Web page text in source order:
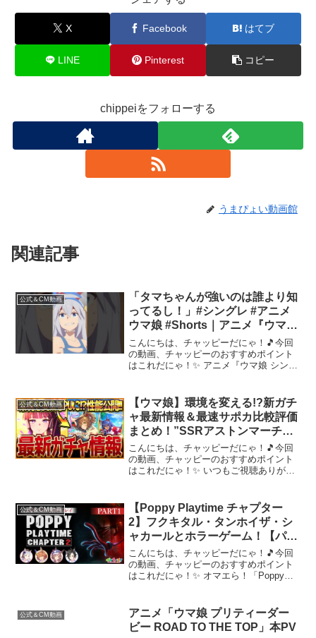
X Facebook はてブ
LINE Pinterest コピー
chippeiをフォローする
うまぴょい動画館
関連記事
公式＆CM動画
「タマちゃんが強いのは誰より知
ってるし！」#シングレ #アニメ
ウマ娘 #Shorts｜アニメ『ウマ娘
シンデレラグレイ』第10話「最
強」より
こんにちは、チャッピーだにゃ！🎵今回
の動画、チャッピーのおすすめポイント
はこれだにゃ！✨ アニメ『ウマ娘 シンデ
分割2クールで放送中！■放送情報・TBS
系...
公式＆CM動画
【ウマ娘】環境を変える!?新ガチ
ャ最新情報＆最速サポカ比較評価
まとめ！”SSRアストンマーチャ
ン”実装＆新ウマ娘ラッキーライ
ラック！簡単な比較評価を紹介！
5周年記念/評価/固有・覚醒【ガチ
こんにちは、チャッピーだにゃ！🎵今回
の動画、チャッピーのおすすめポイント
はこれだにゃ！✨ いつもご視聴ありがと
説 最新ダート杯必須級サポカ＆編成解
説 ダート杯罠＆必須...
公式＆CM動画
【Poppy Playtime チャプター
2】フクキタル・タンホイザ・シ
ャカールとホラーゲーム！【パー
ト1】
こんにちは、チャッピーだにゃ！🎵今回
の動画、チャッピーのおすすめポイント
はこれだにゃ！✨ オマエら！「Poppy
カールも一緒にチャプター2をやっていく
ぜ！うる...
公式＆CM動画
アニメ「ウマ娘 プリティーダー
ビー ROAD TO THE TOP」本PV